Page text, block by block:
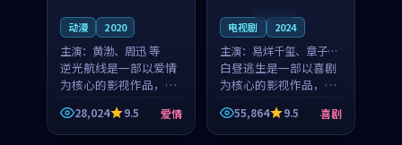
动漫 2020
主演： 黄渤、周迅 等
逆光航线是一部以爱情
为核心的影视作品，围
绕危机、反转与人物成
长展开，整体节奏紧
凑，值得推荐观看。
28,024 9.5 爱情
电视剧 2024
主演： 易烊千玺、章子怡
等
白昼逃生是一部以喜剧
为核心的影视作品，围
绕危机、反转与人物成
长展开，整体节奏紧
凑，值得推荐观看。
55,864 9.5 喜剧